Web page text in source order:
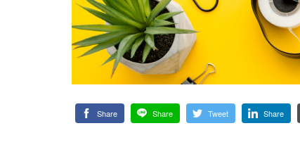
Share Share Tweet Share